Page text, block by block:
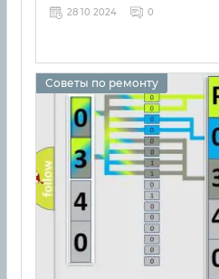
28 10 2024 0
Советы по ремонту